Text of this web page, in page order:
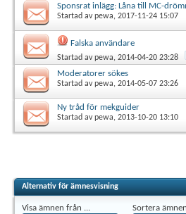
Sponsrat inlägg: Låna till MC-
Startad avpewa, 2017-11-24 15:07
Falska användare
Startad avpewa, 2014-04-20 23:28
Moderatorer sökes
Startad avpewa, 2014-05-07 23:26
Ny tråd för mekguider
Startad avpewa, 2013-10-20 13:10
Alternativ för ämnesvisning
Visa ämnen från ... Sortera